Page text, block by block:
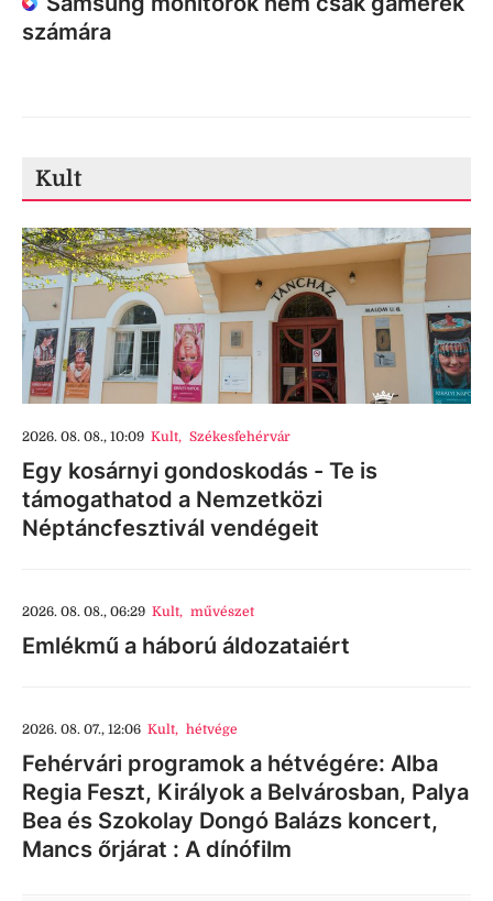
számára
Kult
2026. 08. 08., 10:09 Kult, Székesfehérvár
Egy kosárnyi gondoskodás - Te is
támogathatod a Nemzetközi
Néptáncfesztivál vendégeit
2026. 08. 08., 06:29 Kult, művészet
Emlékmű a háború áldozataiért
2026. 08. 07., 12:06 Kult, hétvége
Fehérvári programok a hétvégére: Alba
Regia Feszt, Királyok a Belvárosban, Palya
Bea és Szokolay Dongó Balázs koncert,
Mancs őrjárat : A dínófilm